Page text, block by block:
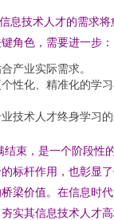
息技术人才的需求将
角色，需要进一步：
产业实际需求。
性化、精准化的学
技术人才终身学习
束，是一个阶段性
标杆作用，也彰显
梁价值。在信息时
实其信息技术人才